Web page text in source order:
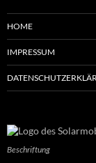
HOME
IMPRESSUM
Beschriftung